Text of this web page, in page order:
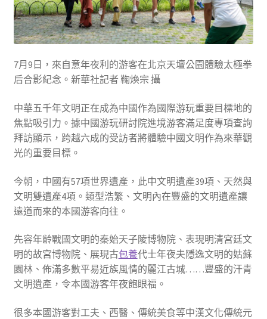
7月9日，來自意年夜利的游客在北京天壇公園體驗太極拳
后合影紀念。新華社記者 鞠煥宗 攝
中華五千年文明正在成為中國作為國際游玩重要目標地的
焦點吸引力。據中國游玩研討院進境游客滿足度專項查詢
拜訪顯示，跨越六成的受訪者將體驗中國文明作為來華觀
光的重要目標。
今朝，中國有57項世界遺產，此中文明遺產39項、天然與
文明雙遺產4項。類型浩繁、文明內在豐盛的文明遺產讓
遠道而來的本國游客向往。
先容年齡戰國文明的秦始天子陵博物院、表現明清宮廷文
明的故宮博物院、展現古包養代士年夜夫隱逸文明的姑蘇
園林、佈滿多數平易近族風情的麗江古城……豐盛的汗青
文明遺產，令本國游客年夜飽眼福。
很多本國游客對工夫、西醫、傳統美食等中漢文化傳統元